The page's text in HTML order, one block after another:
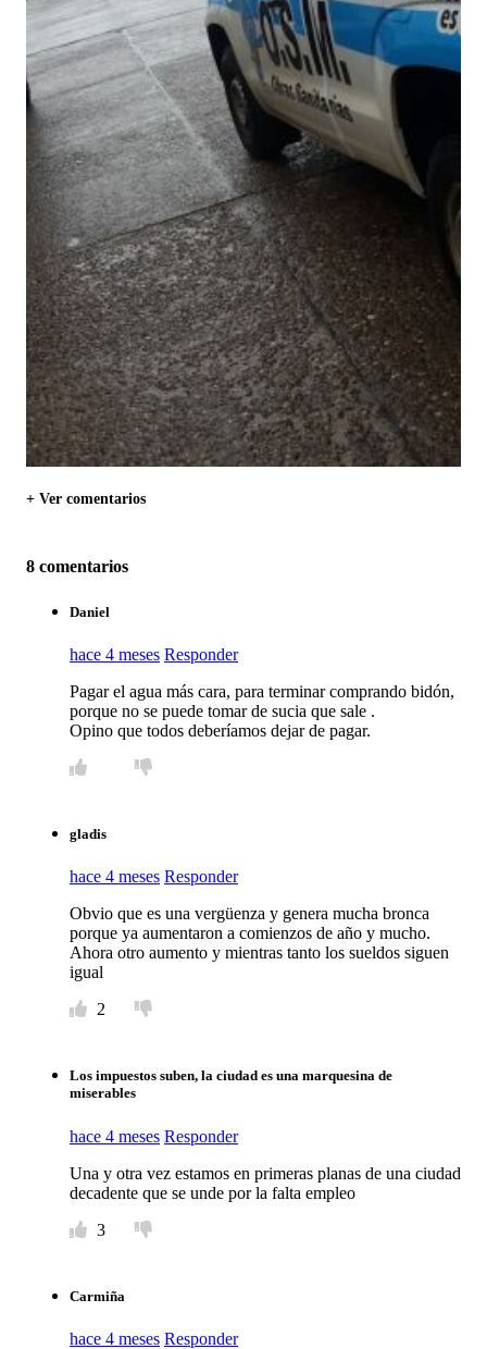
+ Ver comentarios
8 comentarios
Daniel
hace 4 meses Responder
Pagar el agua más cara, para terminar comprando bidón,
porque no se puede tomar de sucia que sale .
Opino que todos deberíamos dejar de pagar.
gladis
hace 4 meses Responder
Obvio que es una vergüenza y genera mucha bronca
porque ya aumentaron a comienzos de año y mucho.
Ahora otro aumento y mientras tanto los sueldos siguen
igual
2
Los impuestos suben, la ciudad es una marquesina de
miserables
hace 4 meses Responder
Una y otra vez estamos en primeras planas de una ciudad
decadente que se unde por la falta empleo
3
Carmiña
hace 4 meses Responder